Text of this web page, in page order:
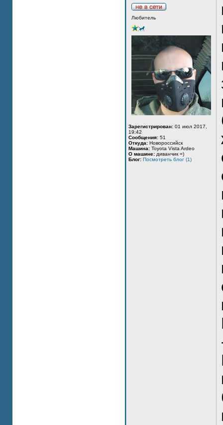
Любитель
Зарегистрирован: 01 июл 2017,
19:42
Сообщения: 51
Откуда: Новороссийск
Машина: Toyota Vista Ardeo
О машине: диванчик =)
Блог: Посмотреть блог (1)